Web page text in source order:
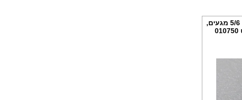
בורר, סלקטור לתנורי אפיה מידאה 5/6 מגעים,